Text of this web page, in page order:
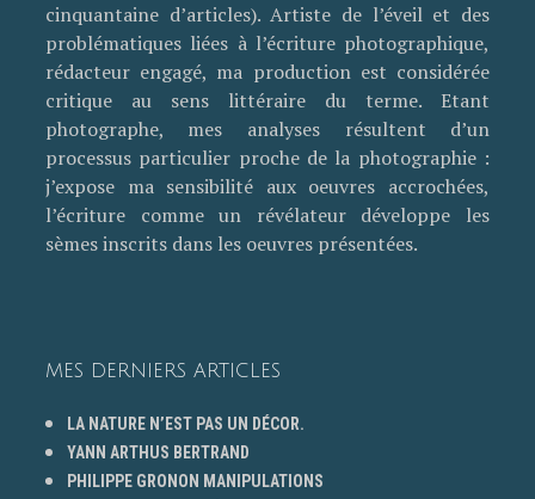
cinquantaine d’articles). Artiste de l’éveil et des
problématiques liées à l’écriture photographique,
rédacteur engagé, ma production est considérée
critique au sens littéraire du terme. Etant
photographe, mes analyses résultent d’un
processus particulier proche de la photographie :
j’expose ma sensibilité aux oeuvres accrochées,
l’écriture comme un révélateur développe les
sèmes inscrits dans les oeuvres présentées.
MES DERNIERS ARTICLES
LA NATURE N’EST PAS UN DÉCOR.
YANN ARTHUS BERTRAND
PHILIPPE GRONON MANIPULATIONS